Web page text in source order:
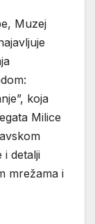
Muzej
koja
Milice
i detalji
mrežama i